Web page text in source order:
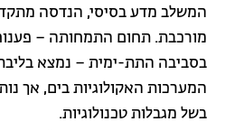
המשלב מדע בסיסי, הנדסה
מורכבת. תחום התמחותה –
בסביבה התת-ימית – נמצא
המערכות האקולוגיות בים, אך
בשל מגבלות טכנולוגיות.